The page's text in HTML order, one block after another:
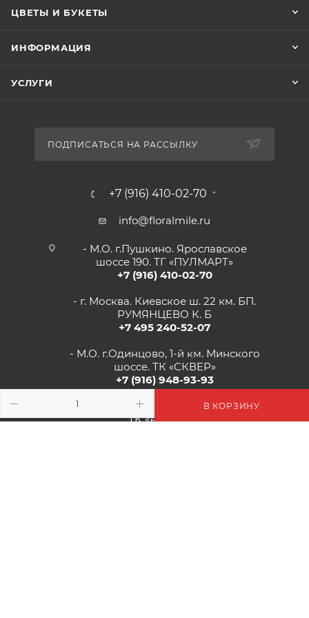
В КОРЗИНУ
ЦВЕТЫ И БУКЕТЫ
ИНФОРМАЦИЯ
УСЛУГИ
ПОДПИСАТЬСЯ НА РАССЫЛКУ
+7 (916) 410-02-70
info@floralmile.ru
- М.О. г.Пушкино. Ярославское
шоссе 190. ТГ «ПУЛМАРТ»
+7 (916) 410-02-70
- г. Москва. Киевское ш. 22 км. БП.
РУМЯНЦЕВО К. Б
+7 495 240-52-07
- М.О. г.Одинцово, 1-й км. Минского
шоссе. ТК «СКВЕР»
+7 (916) 948-93-93
- г.Рязань, Солотчинское шоссе д.2
ТК «АВРОРА»